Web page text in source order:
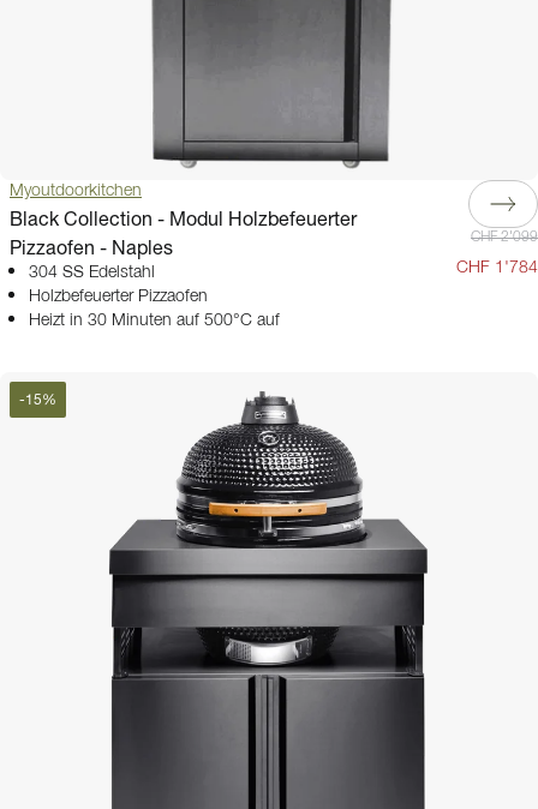
Myoutdoorkitchen
Black Collection - Modul Holzbefeuerter
Pizzaofen - Naples
304 SS Edelstahl
Holzbefeuerter Pizzaofen
Heizt in 30 Minuten auf 500°C auf
CHF 2'099
CHF 1'784
-15%